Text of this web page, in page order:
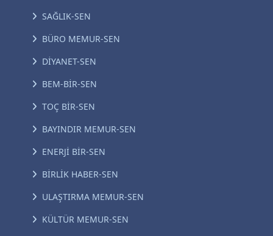
SAĞLIK-SEN
BÜRO MEMUR-SEN
DİYANET-SEN
BEM-BİR-SEN
TOÇ BİR-SEN
BAYINDIR MEMUR-SEN
ENERJİ BİR-SEN
BİRLİK HABER-SEN
ULAŞTIRMA MEMUR-SEN
KÜLTÜR MEMUR-SEN